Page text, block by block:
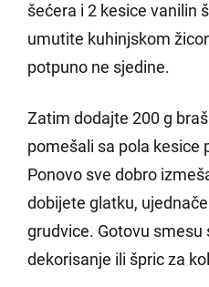
šećera i 2 kesice vanilin
umutite kuhinjskom
potpuno ne sjedine.
Zatim dodajte 200 g
pomešali sa pola kesice
Ponovo sve dobro
dobijete glatku,
grudvice. Gotovu smesu
dekorisanje ili špric za